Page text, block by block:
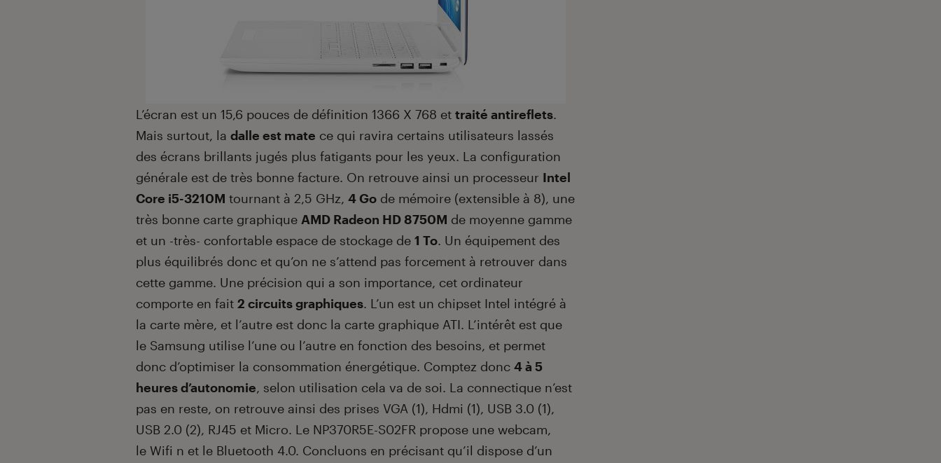
L’écran est un 15,6 pouces de définition 1366 X 768 et traité antireflets.
Mais surtout, la dalle est mate ce qui ravira certains utilisateurs lassés
des écrans brillants jugés plus fatigants pour les yeux. La configuration
générale est de très bonne facture. On retrouve ainsi un processeur Intel
Core i5-3210M tournant à 2,5 GHz, 4 Go de mémoire (extensible à 8), une
très bonne carte graphique AMD Radeon HD 8750M de moyenne gamme
et un -très- confortable espace de stockage de 1 To. Un équipement des
plus équilibrés donc et qu’on ne s’attend pas forcement à retrouver dans
cette gamme. Une précision qui a son importance, cet ordinateur
comporte en fait 2 circuits graphiques. L’un est un chipset Intel intégré à
la carte mère, et l’autre est donc la carte graphique ATI. L’intérêt est que
le Samsung utilise l’une ou l’autre en fonction des besoins, et permet
donc d’optimiser la consommation énergétique. Comptez donc 4 à 5
heures d’autonomie, selon utilisation cela va de soi. La connectique n’est
pas en reste, on retrouve ainsi des prises VGA (1), Hdmi (1), USB 3.0 (1),
USB 2.0 (2), RJ45 et Micro. Le NP370R5E-S02FR propose une webcam,
le Wifi n et le Bluetooth 4.0. Concluons en précisant qu’il dispose d’un